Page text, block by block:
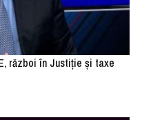
război în Justiție și taxe